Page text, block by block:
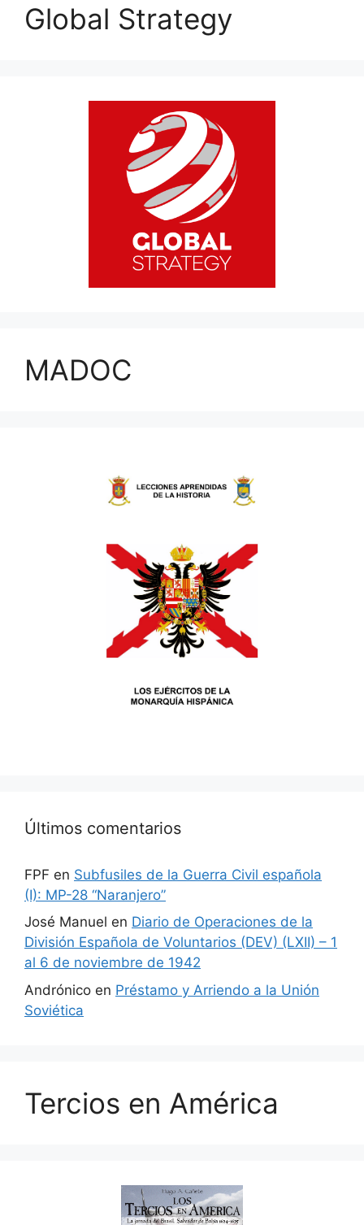
Global Strategy
MADOC
Últimos comentarios
FPF en Subfusiles de la Guerra Civil española
(I): MP-28 “Naranjero”
José Manuel en Diario de Operaciones de la
División Española de Voluntarios (DEV) (LXII) – 1
al 6 de noviembre de 1942
Andrónico en Préstamo y Arriendo a la Unión
Soviética
Tercios en América